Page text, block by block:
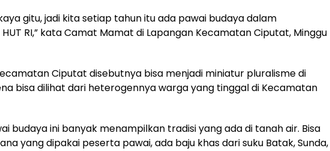
gitu, jadi kita setiap tahun itu ada pawai budaya dalam
RI,” kata Camat Mamat di Lapangan Kecamatan Ciputat, Minggu
Ciputat disebutnya bisa menjadi miniatur pluralisme di
bisa dilihat dari heterogennya warga yang tinggal di Kecamatan
budaya ini banyak menampilkan tradisi yang ada di tanah air. Bisa
yang dipakai peserta pawai, ada baju khas dari suku Batak, Sunda,